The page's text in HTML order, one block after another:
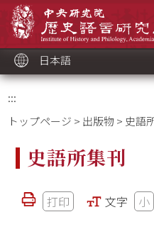
ッ
ク
日本語
:::
トップページ > 出版物 > 史語
史語所集刊
打印 文字 小